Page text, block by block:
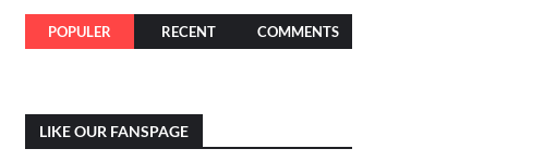
POPULER RECENT COMMENTS
LIKE OUR FANSPAGE